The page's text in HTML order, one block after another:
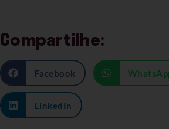
Compartilhe:
Facebook
LinkedIn